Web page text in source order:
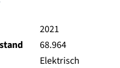
2021
68.964
Elektrisch